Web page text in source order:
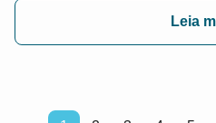
Leia